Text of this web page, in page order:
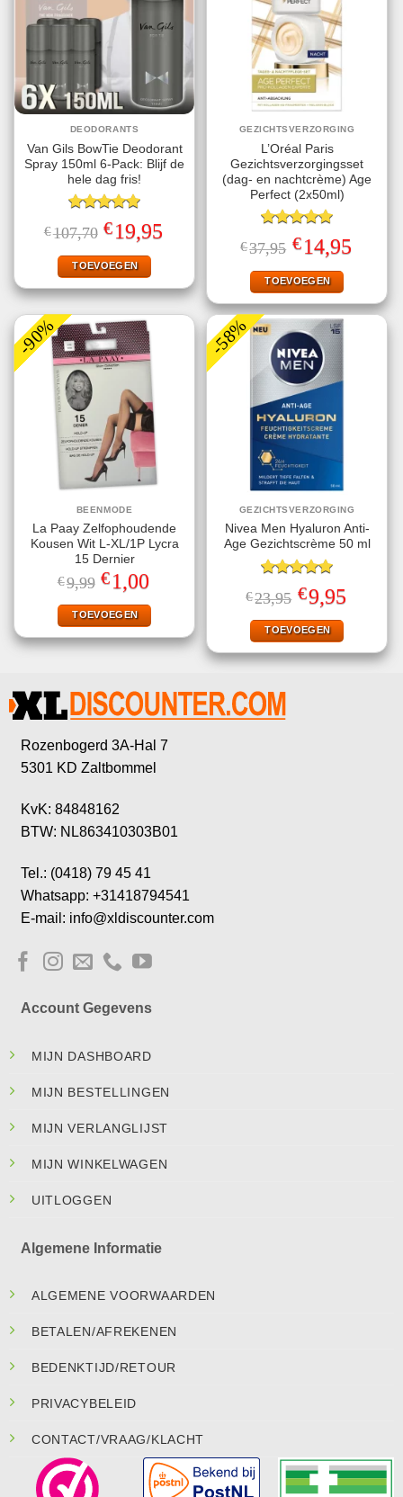
DEODORANTS
Van Gils BowTie Deodorant
Spray 150ml 6-Pack: Blijf de
hele dag fris!
Gewaardeerd
5.00uit 5
€107,70 Oorspronkelijke
prijs
was:
€107,70.
€19,95
TOEVOEGEN
GEZICHTSVERZORGING
L’Oréal Paris
Gezichtsverzorgingsset
(dag- en nachtcrème) Age
Perfect (2x50ml)
Gewaardeerd
5.00uit 5
€37,95 Oorspronkelijke
prijs
was:
€37,95.
€14,95prijs
TOEVOEGEN
-90%
BEENMODE
La Paay Zelfophoudende
Kousen Wit L-XL/1P Lycra
15 Dernier
€9,99 Oorspronkelijke
prijs
was:
€9,99.
€1,00
is:
€1,00.
TOEVOEGEN
-58%
GEZICHTSVERZORGING
Nivea Men Hyaluron Anti-
Age Gezichtscrème 50 ml
Gewaardeerd
5.00uit 5
€23,95 Oorspronkelijke
prijs
was:
€23,95.
€9,95prijs
TOEVOEGEN
Rozenbogerd 3A-Hal 7
5301 KD Zaltbommel
KvK: 84848162
BTW: NL863410303B01
Tel.: (0418) 79 45 41
Whatsapp: +31418794541
E-mail: info@xldiscounter.com
Account Gegevens
MIJN DASHBOARD
MIJN BESTELLINGEN
MIJN VERLANGLIJST
MIJN WINKELWAGEN
UITLOGGEN
Algemene Informatie
ALGEMENE VOORWAARDEN
BETALEN/AFREKENEN
BEDENKTIJD/RETOUR
PRIVACYBELEID
CONTACT/VRAAG/KLACHT